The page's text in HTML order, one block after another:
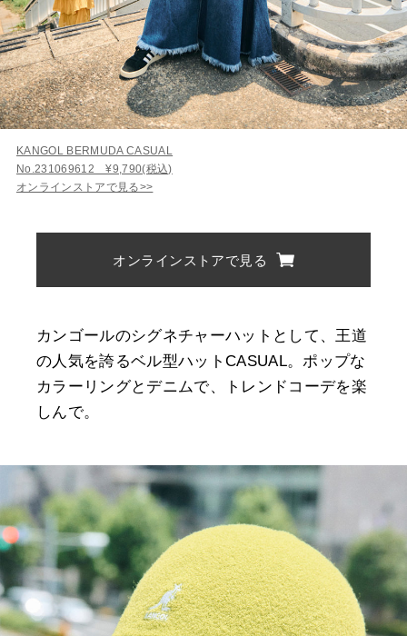
KANGOL BERMUDA CASUAL
No.231069612 ¥9,790(税込)
オンラインストアで見る>>
オンラインストアで見る
カンゴールのシグネチャーハットとして、王道
の人気を誇るベル型ハットCASUAL。ポップな
カラーリングとデニムで、トレンドコーデを楽
しんで。